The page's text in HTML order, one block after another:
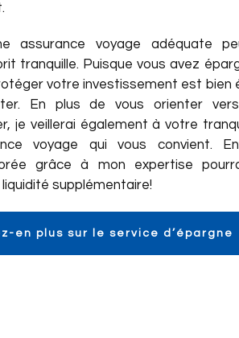
assurance voyage adéquate
tranquille. Puisque vous avez
votre investissement est bien
En plus de vous orienter
je veillerai également à votre
voyage qui vous convient.
grâce à mon expertise
supplémentaire!
en plus sur le service d’épargne